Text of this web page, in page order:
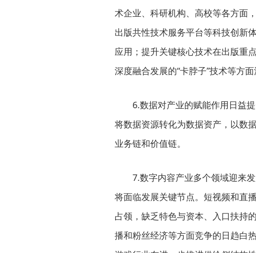
术企业、科研机构、高校等各方面
出版共性技术服务平台等科技创新
应用；提升关键核心技术在出版重
深度融合发展的“卡脖子”技术等方面
6.数据对产业的赋能作用日益提
将数据资源转化为数据资产，以数
业务链和价值链。
7.数字内容产业多个领域迎来发
将面临发展关键节点。短视频和直
占领，缺乏特色与资本、入口扶持
播和粉丝经济等方面竞争的日趋白